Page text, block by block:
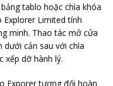
tablo hoặc chìa khóa
Limited tính
minh. Thao tác mở cửa
dưới cản sau với chìa
xếp dỡ hành lý.
Exporer tương đối hoàn